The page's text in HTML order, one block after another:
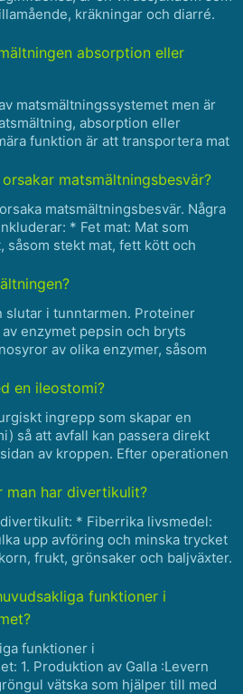
kräkningar och diarré.
kräkningar under maginflu......
absorption eller
matsmältningssystemet men är
absorption eller
funktion är att transportera mat
som kallas sväljning. När
matsmältningsbesvär?
matsmältningsbesvär. Några
* Fet mat: Mat som
såsom stekt mat, fett kött och
* Kryddad mat: Kryddig mat
i tunntarmen. Proteiner
enzymet pepsin och bryts
av olika enzymer, såsom
sedan av cellerna som kantar
en ileostomi?
ingrepp som skapar en
så att avfall kan passera direkt
av kroppen. Efter operationen
Hä......
man har divertikulit?
* Fiberrika livsmedel:
upp avföring och minska trycket
frukt, grönsaker och baljväxter.
hjä......
funktioner i
funktioner i
1. Produktion av Galla :Levern
vätska som hjälper till med